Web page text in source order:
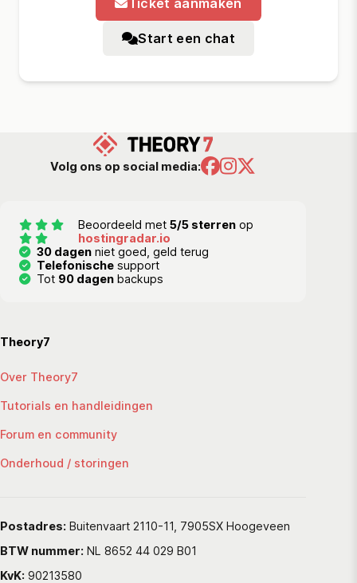
Ticket aanmaken
Start een chat
Volg ons op social media:
Beoordeeld met 5/5 sterrenop
hostingradar.io
30 dagen niet goed, geld terug
Telefonische support
Tot 90 dagen backups
Theory7
Over Theory7
Tutorials en handleidingen
Forum en community
Onderhoud / storingen
Postadres: Buitenvaart 2110-11, 7905SX Hoogeveen
BTW nummer: NL 8652 44 029 B01
KvK: 90213580